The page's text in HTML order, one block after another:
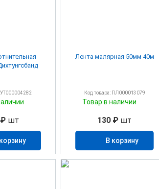
УТ000004282
шт
Лента малярная 50мм 40м
Код товара: ПЛ000013079
Товар в наличии
130 ₽ шт
В корзину